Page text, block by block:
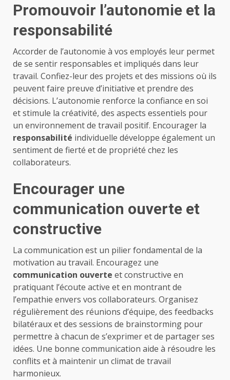
Promouvoir l’autonomie et la
responsabilité
Accorder de l’autonomie à vos employés leur permet
de se sentir responsables et impliqués dans leur
travail. Confiez-leur des projets et des missions où ils
peuvent faire preuve d’initiative et prendre des
décisions. L’autonomie renforce la confiance en soi
et stimule la créativité, des aspects essentiels pour
un environnement de travail positif. Encourager la
responsabilité individuelle développe également un
sentiment de fierté et de propriété chez les
collaborateurs.
Encourager une
communication ouverte et
constructive
La communication est un pilier fondamental de la
motivation au travail. Encouragez une
communication ouverte et constructive en
pratiquant l’écoute active et en montrant de
l’empathie envers vos collaborateurs. Organisez
régulièrement des réunions d’équipe, des feedbacks
bilatéraux et des sessions de brainstorming pour
permettre à chacun de s’exprimer et de partager ses
idées. Une bonne communication aide à résoudre les
conflits et à maintenir un climat de travail
harmonieux.